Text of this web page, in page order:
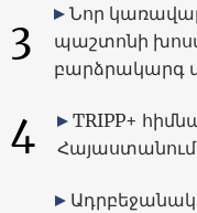
3
Նոր
պաշտոնի
բարձրակարգ
4
TRIPP+
Հայաստանում